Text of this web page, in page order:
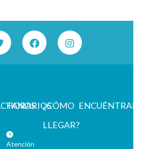
HORARIOS
Atención
¿CÓMO
LLEGAR?